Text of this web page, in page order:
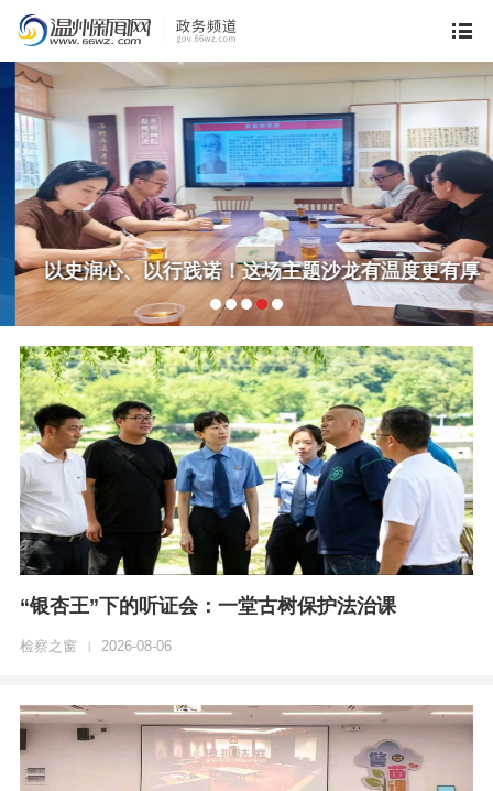
以史润心、以行践诺！这场主题沙龙有温度更有厚
度
“银杏王”下的听证会：一堂古树保护法治课
检察之窗 | 2026-08-06